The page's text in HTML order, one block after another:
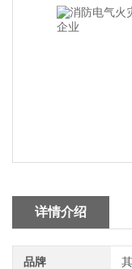
详情介绍
品牌